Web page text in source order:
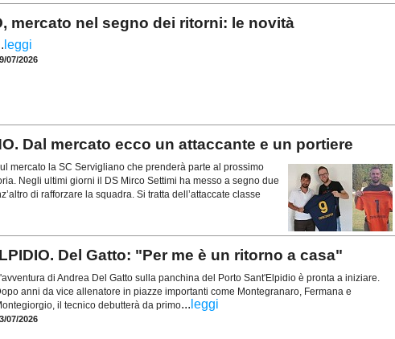
mercato nel segno dei ritorni: le novità
leggi
07/2026
Dal mercato ecco un attaccante e un portiere
mercato la SC Servigliano che prenderà parte al prossimo
Negli ultimi giorni il DS Mirco Settimi ha messo a segno due
di rafforzare la squadra. Si tratta dell’attaccate classe
Del Gatto: "Per me è un ritorno a casa"
di Andrea Del Gatto sulla panchina del Porto Sant'Elpidio è pronta a iniziare.
anni da vice allenatore in piazze importanti come Montegranaro, Fermana e
il tecnico debutterà da primo... leggi
07/2026